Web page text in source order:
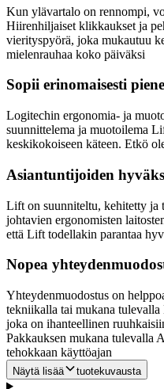
Kun ylävartalo on rennompi,
Hiirenhiljaiset klikkaukset ja
vierityspyörä, joka mukautuu
mielenrauhaa koko päiväksi
Sopii erinomaisesti
Logitechin ergonomia- ja
suunnittelema ja muotoilema
keskikokoiseen käteen. Etkö
Asiantuntijoiden
Lift on suunniteltu, kehitetty ja
johtavien ergonomisten
että Lift todellakin parantaa
Nopea
Yhteydenmuodostus on
tekniikalla tai mukana
joka on ihanteellinen
Pakkauksen mukana tulevalla
tehokkaan käyttöajan
Näytä lisää tuotekuvausta